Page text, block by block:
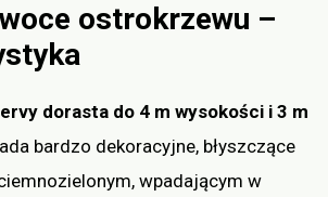
ostrokrzewu –
dorasta do 4 m wysokości i 3 m
bardzo dekoracyjne, błyszczące
wpadającym w